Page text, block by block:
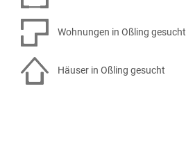
Wohnungen in Oßling gesucht
Häuser in Oßling gesucht